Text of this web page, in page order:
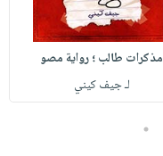
مذكرات طالب ؛ رواية مصو
لـ جيف كيني
5